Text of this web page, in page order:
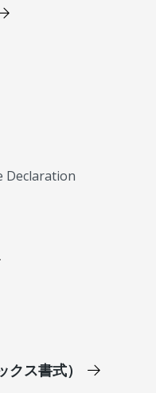
Declaration
ス書式）